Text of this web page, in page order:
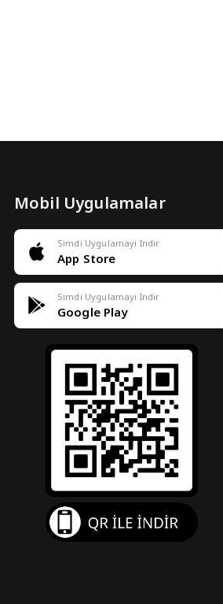
Mobil Uygulamalar
Simdi Uygulamayi Indir
App Store
Simdi Uygulamayi Indir
Google Play